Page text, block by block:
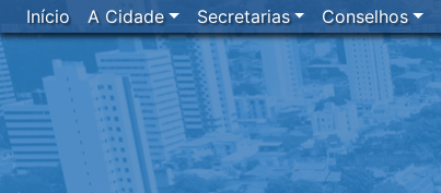
Início A Cidade Secretarias Conselhos